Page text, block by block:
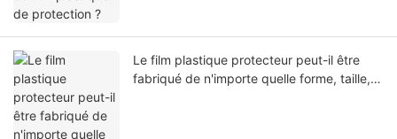
Le film plastique protecteur peut-il être
fabriqué de n'importe quelle forme, taille,